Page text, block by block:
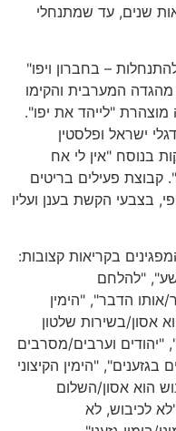
שנים, עד שמתנחלי
– בחברון ויפו"
המערבית והקימו
"לייהד את יפו".
ישראל ופלסטין
בנוסח "אין לי אח
קבוצת פעילים בריטים
בצבעי הקשת בענן ועליו
בקריאות קצובות:
"להלחם
אותו הדבר", "הימין
אסון/בשירות שלטון
"יהודים וערבים/מסרבים
בגזענים", "הימין הקיצוני
הוא אסון/השלום
לכיבוש, לא